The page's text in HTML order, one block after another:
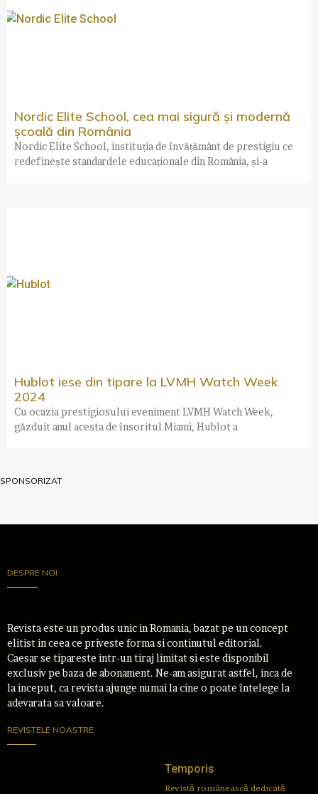
Nordic Elite School, cea mai sigură și modernă
școală din România
Nordic Elite School, instituția de învățământ de prestigiu ce
redefinește standardele educaționale din România, și-a
Hublot iese din tipare la LVMH Watch Week
2024
Cu ocazia prestigiosului eveniment LVMH Watch Week,
găzduit anul acesta de însoritul Miami, Hublot a
SPONSORIZAT
DESPRE NOI
Revista este un produs unic in Romania, bazat pe un concept
elitist in ceea ce priveste forma si continutul editorial.
Caesar se tipareste intr-un tiraj limitat si este disponibil
exclusiv pe baza de abonament. Ne-am asigurat astfel, inca de
la inceput, ca revista ajunge numai la cine o poate întelege la
adevarata sa valoare.
REVISTELE NOASTRE
Temporis
Revistă românească dedicată